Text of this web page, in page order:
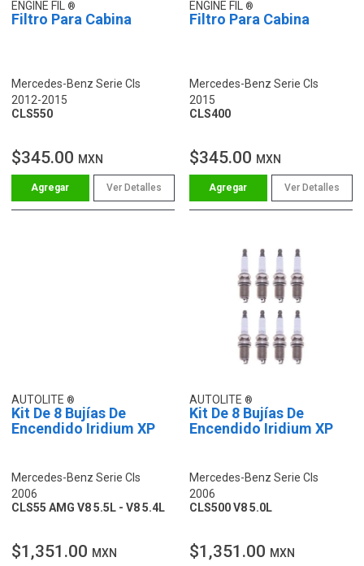
ENGINE FIL
Filtro Para Cabina
Mercedes-Benz Serie Cls
2012-2015
CLS550
$345.00 MXN
Ver Detalles
ENGINE FIL
Filtro Para Cabina
Mercedes-Benz Serie Cls
2015
CLS400
$345.00 MXN
Ver Detalles
AUTOLITE
Kit De 8 Bujías De
Encendido Iridium XP
Mercedes-Benz Serie Cls
2006
CLS55 AMG V8 5.5L - V8 5.4L
$1,351.00 MXN
AUTOLITE
Kit De 8 Bujías De
Encendido Iridium XP
Mercedes-Benz Serie Cls
2006
CLS500 V8 5.0L
$1,351.00 MXN